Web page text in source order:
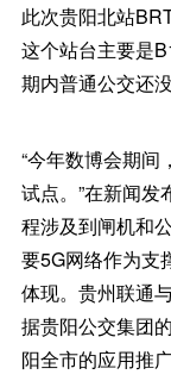
此次贵阳北站
这个站台主要是
期内普通公交还
“今年数博会期
试点。”在新闻
程涉及到闸机和
要5G网络作为支
体现。贵州联通
据贵阳公交集团
阳全市的应用推广